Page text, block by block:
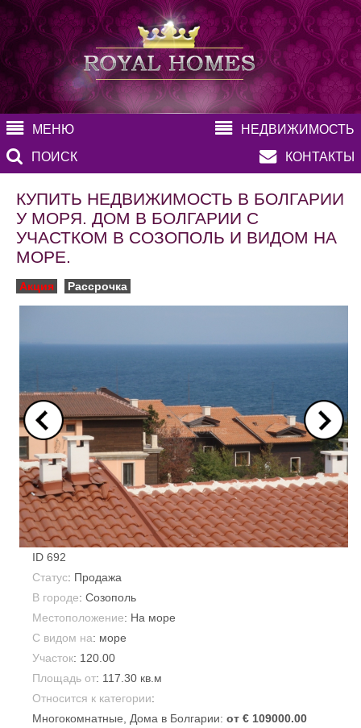
МЕНЮ
НЕДВИЖИМОСТЬ
ПОИСК
КОНТАКТЫ
КУПИТЬ НЕДВИЖИМОСТЬ В БОЛГАРИИ
У МОРЯ. ДОМ В БОЛГАРИИ С
УЧАСТКОМ В СОЗОПОЛЬ И ВИДОМ НА
МОРЕ.
Акция Рассрочка
ID 692
Статус: Продажа
В городе: Созополь
Местоположение: На море
С видом на: море
Участок: 120.00
Площадь от: 117.30 кв.м
Относится к категории:
Многокомнатные, Дома в Болгарии: от € 109000.00